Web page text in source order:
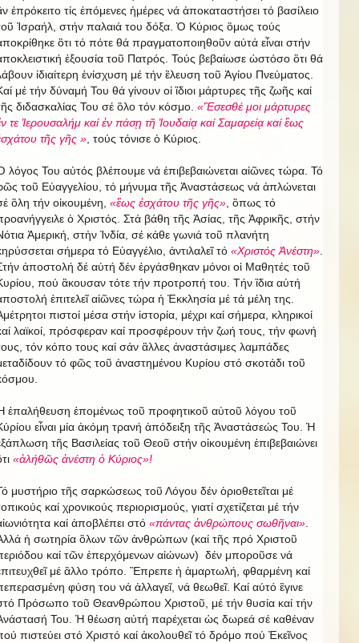
ἐπρόκειτο τίς ἐπόμενες ἡμέρες νά ἀποκαταστήσει τό βασίλειο
Ἰσραήλ, στήν παλαιά του δόξα. Ὁ Κύριος ὃμως τούς
ὃτι τό πότε θά πραγματοποιηθοῦν αὐτά εἶναι στήν
ἐξουσία τοῦ Πατρός. Τούς βεβαίωσε ὡστόσο ὃτι θά
ἰδιαίτερη ἐνίσχυση μέ τήν ἒλευση τοῦ Ἁγίου Πνεύματος.
μέ τήν δύναμή Του θά γίνουν οἱ ἲδιοι μάρτυρες τῆς ζωῆς καί
διδασκαλίας Του σέ ὃλο τόν κόσμο. «Ἒσεσθέ μοι μάρτυρες
τε Ἱερουσαλήμ καί ἐν πάσῃ τῆ Ἰουδαίᾳ καί Σαμαρείᾳ καί ἓως
τῆς γῆς » , τούς τόνισε ὁ Κύριος.
λόγος Του αὐτός βλέπουμε νά ἐπιβεβαιώνεται αἰῶνες τώρα. Τό
τοῦ Εὐαγγελίου, τό μήνυμα τῆς Ἀναστάσεως νά ἀπλώνεται
ὃλη τήν οἰκουμένη, «ἓως ἐσχάτου τῆς γῆς» , ὃπως τό
ὁ Χριστός. Στά βάθη τῆς Ἀσίας, τῆς Ἀφρικῆς, στήν
Ἀμερική, στἠν Ἰνδία, σέ κάθε γωνιά τοῦ πλανήτη
σήμερα τό Εὐαγγέλιο, ἀντιλαλεῖ τό «Χριστός Ἀνέστη»
ἀποστολή δέ αὐτή δέν ἐργάσθηκαν μόνοι οἱ Μαθητές τοῦ
πού ἂκουσαν τότε τήν προτροπή του. Τήν ἲδια αὐτή
ἐπιτελεῖ αἰῶνες τώρα ἡ Ἐκκλησία μέ τά μέλη της.
πιστοί μέσα στήν ἱστορία, μέχρι καί σήμερα, κληρικοί
λαϊκοί, πρόσφεραν καί προσφέρουν τήν ζωή τους, τήν φωνή
τόν κόπο τους καί σάν ἂλλες ἀναστάσιμες λαμπάδες
τό φῶς τοῦ ἀναστημένου Κυρίου στό σκοτάδι τοῦ
ἐπαλήθευση ἑπομένως τοῦ προφητικοῦ αὐτοῦ λόγου τοῦ
εἶναι μία ἀκόμη τρανή ἀπόδειξη τῆς Ἀναστάσεώς Του. Ἡ
τῆς Βασιλείας τοῦ Θεοῦ στήν οἰκουμένη ἐπιβεβαιώνει
«ἀλήθῶς ἀνέστη ὁ Κύριος»!
μυστήριο τῆς σαρκώσεως τοῦ Λόγου δέν ὁριοθετεῖται μέ
καί χρονικούς περιορισμούς, γιατί σχετίζεται μέ τήν
καί ἀποβλέπει στό «πάντας ἀνθρώπους σωθῆναι»
ἡ σωτηρία ὃλων τῶν ἀνθρώπων (καί τῆς πρό Χριστοῦ
καί τῶν ἐπερχόμενων αἰώνων) δέν μποροῦσε νά
μέ ἂλλο τρόπο. Ἒπρεπε ἡ ἁμαρτωλή, φθαρμένη καί
φύση του νά ἀλλαγεῖ, νά θεωθεῖ. Καί αύτό ἒγινε
Πρόσωπο τοῦ Θεανθρώπου Χριστοῦ, μέ τήν θυσία καί τήν
Του. Ἡ θέωση αὐτή παρέχεται ὡς δωρεά σέ καθέναν
πιστεύει στό Χριστό καί ἀκολουθεῖ τό δρόμο πού Ἐκεῖνος